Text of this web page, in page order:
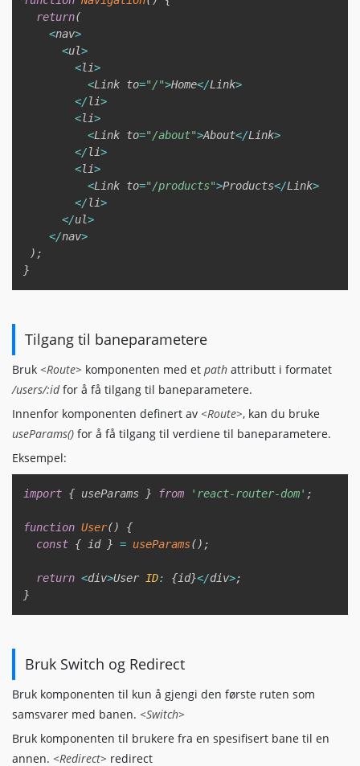
return(
<nav>
<ul>
<li>
<Link to="/">Home</Link>
</li>
<li>
<Link to="/about">About</Link>
</li>
<li>
<Link to="/products">Products</Link>
</li>
</ul>
</nav>
) ;
}
Tilgang til baneparametere
Bruk <Route> komponenten med et path attributt i formatet
/users/:idfor å få tilgang til baneparametere.
Innenfor komponenten definert av <Route>, kan du bruke
useParams() for å få tilgang til verdiene til baneparametere.
Eksempel:
import { useParams } from 'react-router-dom' ;
function User()
{
const { id } = useParams() ;
return <div>User ID: {id}</div>;
}
Bruk Switch og Redirect
Bruk komponenten til kun å gjengi den første ruten som
samsvarer med banen. <Switch>
Bruk komponenten til brukere fra en spesifisert bane til en
annen. <Redirect> redirect